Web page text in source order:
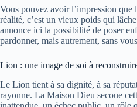
Vous pouvez avoir l’impression que
réalité, c’est un vieux poids qui
annonce ici la possibilité de poser
pardonner, mais autrement, sans
Lion : une image de soi à
Le Lion tient à sa dignité, à sa
rayonne. La Maison Dieu secoue